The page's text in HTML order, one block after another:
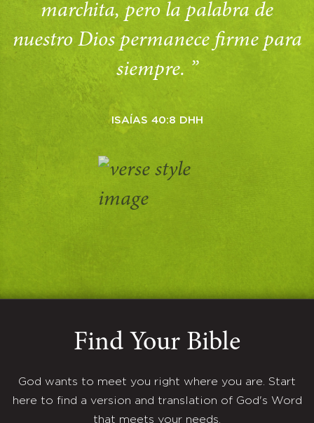
marchita, pero la palabra de
nuestro Dios permanece firme para
siempre. ”
ISAÍAS 40:8 DHH
Find Your Bible
God wants to meet you right where you are. Start
here to find a version and translation of God's Word
that meets your needs.